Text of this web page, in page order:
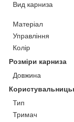
Вид карниза
Матеріал
Управління
Колір
Розміри карниза
Довжина
Тип
Тримач